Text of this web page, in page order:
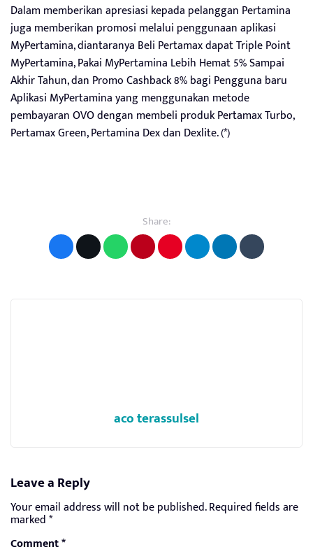
Dalam memberikan apresiasi kepada pelanggan Pertamina
juga memberikan promosi melalui penggunaan aplikasi
MyPertamina, diantaranya Beli Pertamax dapat Triple Point
MyPertamina, Pakai MyPertamina Lebih Hemat 5% Sampai
Akhir Tahun, dan Promo Cashback 8% bagi Pengguna baru
Aplikasi MyPertamina yang menggunakan metode
pembayaran OVO dengan membeli produk Pertamax Turbo,
Pertamax Green, Pertamina Dex dan Dexlite. (*)
Share:
aco terassulsel
Leave a Reply
Your email address will not be published.Required fields are
marked*
Comment*